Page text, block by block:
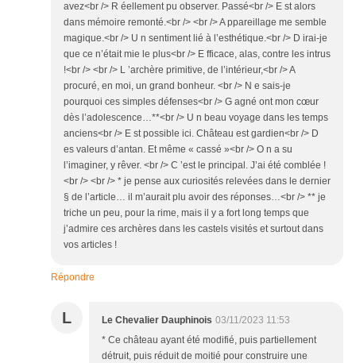
avez<br /> R éellement pu observer. Passé<br /> E st alors
dans mémoire remonté.<br /> <br /> A ppareillage me semble
magique.<br /> U n sentiment lié à l’esthétique.<br /> D irai-je
que ce n’était mie le plus<br /> E fficace, alas, contre les intrus
!<br /> <br /> L ’archère primitive, de l’intérieur,<br /> A
procuré, en moi, un grand bonheur. <br /> N e sais-je
pourquoi ces simples défenses<br /> G agné ont mon cœur
dès l’adolescence…**<br /> U n beau voyage dans les temps
anciens<br /> E st possible ici. Château est gardien<br /> D
es valeurs d’antan. Et même « cassé »<br /> O n a su
l’imaginer, y rêver. <br /> C ’est le principal. J’ai été comblée !
<br /> <br /> * je pense aux curiosités relevées dans le dernier
§ de l’article… il m’aurait plu avoir des réponses…<br /> ** je
triche un peu, pour la rime, mais il y a fort long temps que
j’admire ces archères dans les castels visités et surtout dans
vos articles !
Répondre
L Le Chevalier Dauphinois 03/11/2023 11:53
* Ce château ayant été modifié, puis partiellement
détruit, puis réduit de moitié pour construire une